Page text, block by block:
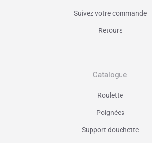
Suivez votre commande
Retours
Catalogue
Roulette
Poignées
Support douchette